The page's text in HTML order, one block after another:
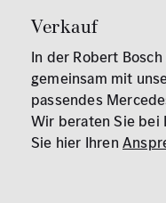
Verkauf
In der Robert
gemeinsam mit
passendes
Wir beraten Sie bei
Sie hier Ihren